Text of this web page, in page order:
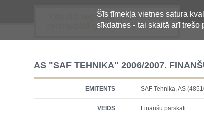
Šīs tīmekļa vietnes satura
sīkdatnes - tai skaitā arī
Oficiālā regulētās informācijas
centralizētā glabāšanas sistēma
AS "SAF TEHNIKA" 2006/2007.
EMITENTS SAF Tehnika, AS
VEIDS Finanšu pārskati